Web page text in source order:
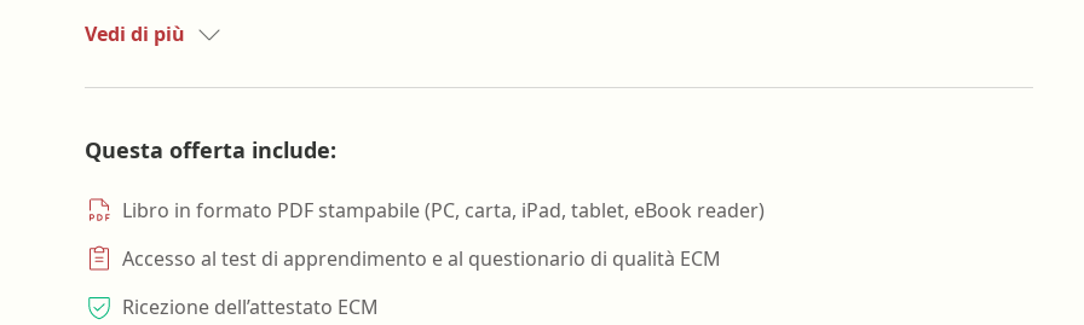
Vedi di più
Questa offerta include:
Libro in formato PDF stampabile (PC, carta, iPad, tablet, eBook reader)
Accesso al test di apprendimento e al questionario di qualità ECM
Ricezione dell’attestato ECM